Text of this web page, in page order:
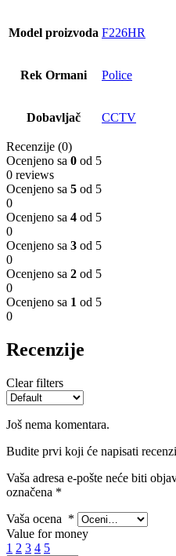
Model proizvoda F226HR
Rek Ormani Police
Dobavljač CCTV
Recenzije (0)
Ocenjeno sa 0 od 5
0 reviews
Ocenjeno sa 5 od 5
0
Ocenjeno sa 4 od 5
0
Ocenjeno sa 3 od 5
0
Ocenjeno sa 2 od 5
0
Ocenjeno sa 1 od 5
0
Recenzije
Clear filters
Još nema komentara.
Budite prvi koji će napisati
Vaša adresa e-pošte neće biti
označena *
Vaša ocena *
Value for money
1 2 3 4 5